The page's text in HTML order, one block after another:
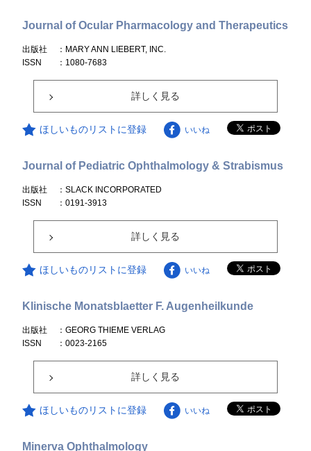
Journal of Ocular Pharmacology and Therapeutics
出版社
：MARY ANN LIEBERT, INC.
ISSN
：1080-7683
詳しく見る
ほしいものリストに登録 いいね
Journal of Pediatric Ophthalmology & Strabismus
出版社
：SLACK INCORPORATED
ISSN
：0191-3913
詳しく見る
ほしいものリストに登録 いいね
Klinische Monatsblaetter F. Augenheilkunde
出版社
：GEORG THIEME VERLAG
ISSN
：0023-2165
詳しく見る
ほしいものリストに登録 いいね
Minerva Ophthalmology